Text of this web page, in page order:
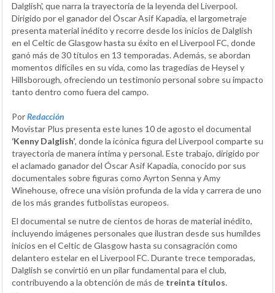
Dalglish', que narra la trayectoria de la leyenda del Liverpool.
Dirigido por el ganador del Óscar Asif Kapadia, el largometraje
presenta material inédito y recorre desde los inicios de Dalglish
en el Celtic de Glasgow hasta su éxito en el Liverpool FC, donde
ganó más de 30 títulos en 13 temporadas. Además, se abordan
momentos difíciles en su vida, como las tragedias de Heysel y
Hillsborough, ofreciendo un testimonio personal sobre su impacto
tanto dentro como fuera del campo.
PorRedacción
Movistar Plus presenta este lunes 10 de agosto el documental
‘Kenny Dalglish’, donde la icónica figura del Liverpool comparte su
trayectoria de manera íntima y personal. Este trabajo, dirigido por
el aclamado ganador del Óscar Asif Kapadia, conocido por sus
documentales sobre figuras como Ayrton Senna y Amy
Winehouse, ofrece una visión profunda de la vida y carrera de uno
de los más grandes futbolistas europeos.
El documental se nutre de cientos de horas de material inédito,
incluyendo imágenes personales que ilustran desde sus humildes
inicios en el Celtic de Glasgow hasta su consagración como
delantero estelar en el Liverpool FC. Durante trece temporadas,
Dalglish se convirtió en un pilar fundamental para el club,
contribuyendo a la obtención de más de treinta títulos.